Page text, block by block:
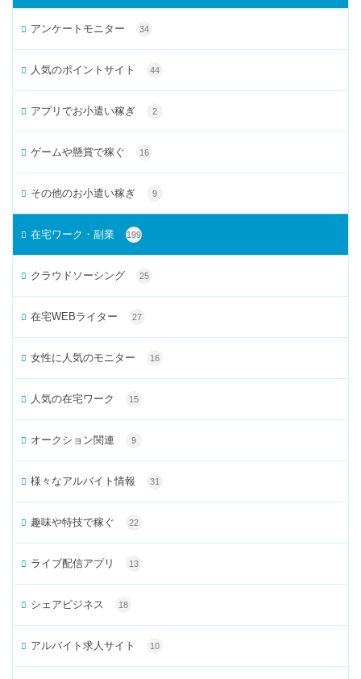
アンケートモニター 34
人気のポイントサイト 44
アプリでお小遣い稼ぎ 2
ゲームや懸賞で稼ぐ 16
その他のお小遣い稼ぎ 9
在宅ワーク・副業 199
クラウドソーシング 25
在宅WEBライター 27
女性に人気のモニター 16
人気の在宅ワーク 15
オークション関連 9
様々なアルバイト情報 31
趣味や特技で稼ぐ 22
ライブ配信アプリ 13
シェアビジネス 18
アルバイト求人サイト 10